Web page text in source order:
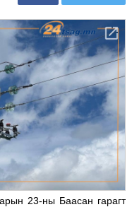
23-ны Баасан гарагт